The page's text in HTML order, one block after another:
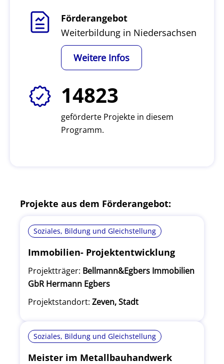
Förderangebot
Weiterbildung in Niedersachsen
Weitere Infos
14823
geförderte Projekte in diesem
Programm.
Projekte aus dem Förderangebot:
Soziales, Bildung und Gleichstellung
Immobilien- Projektentwicklung
Projektträger: Bellmann&Egbers Immobilien
GbR Hermann Egbers
Projektstandort: Zeven, Stadt
Soziales, Bildung und Gleichstellung
Meister im Metallbauhandwerk